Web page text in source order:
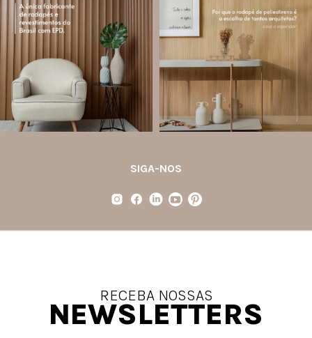
Você sabe o que é EPD?
A Declaração Ambiental de Produto
(Environmental Product Declaration) é
um documento internacional que
Jul 21
35 1
Os rodapés de poliestireno
conquistaram espaço na arquitetura
porque unem estética, praticidade e
desempenho em um único produto.
Diferente
SIGA-NOS
RECEBA NOSSAS
NEWSLETTERS